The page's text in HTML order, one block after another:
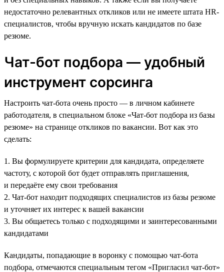
недостаточно релевантных откликов или не имеете штата HR-
специалистов, чтобы вручную искать кандидатов по базе
резюме.
Чат-бот подбора — удобный
инструмент сорсинга
Настроить чат-бота очень просто — в личном кабинете
работодателя, в специальном блоке «Чат-бот подбора из базы
резюме» на странице откликов по вакансии. Вот как это
сделать:
1. Вы формулируете критерии для кандидата, определяете
частоту, с которой бот будет отправлять приглашения,
и передаёте ему свои требования
2. Чат-бот находит подходящих специалистов из базы резюме
и уточняет их интерес к вашей вакансии
3. Вы общаетесь только с подходящими и заинтересованными
кандидатами
Кандидаты, попадающие в воронку с помощью чат-бота
подбора, отмечаются специальным тегом «Пригласил чат-бот»